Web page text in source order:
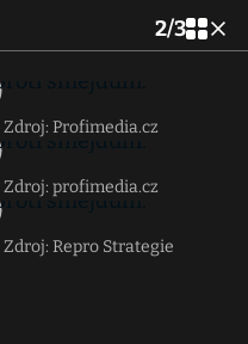
2/3
Zdroj: Profimedia.cz
Zdroj: profimedia.cz
Zdroj: Repro Strategie